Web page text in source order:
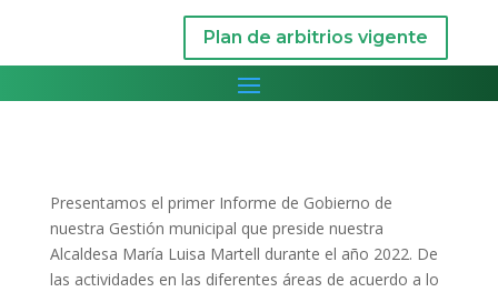
Plan de arbitrios vigente
Presentamos el primer Informe de Gobierno de
nuestra Gestión municipal que preside nuestra
Alcaldesa María Luisa Martell durante el año 2022. De
las actividades en las diferentes áreas de acuerdo a lo